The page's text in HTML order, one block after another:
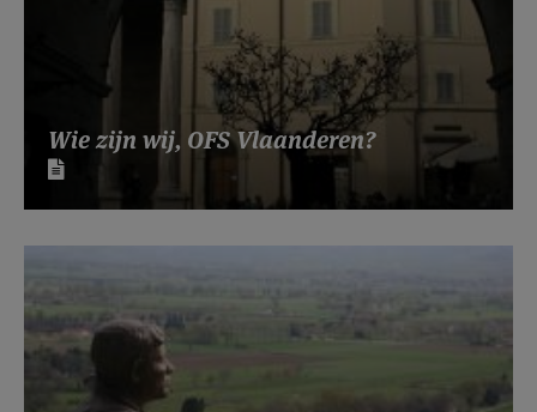
Wie zijn wij, OFS Vlaanderen?